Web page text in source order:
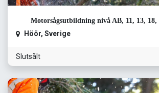
Motorsågsutbildning nivå AB, 11, 13, 18,
Höör, Sverige
Slutsålt